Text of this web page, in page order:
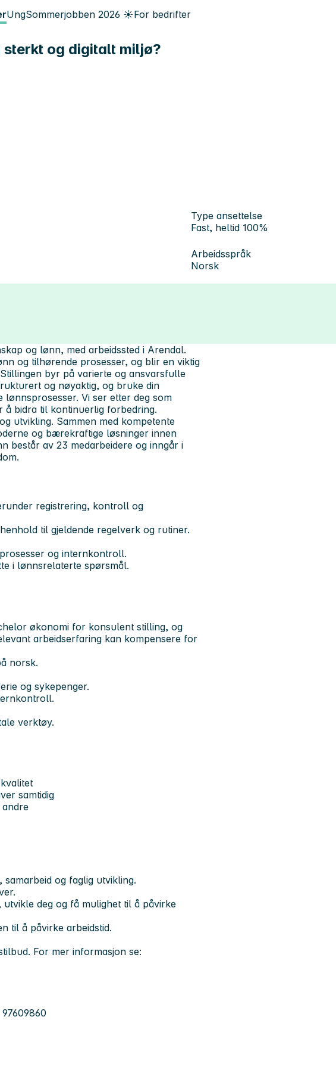
UngSommerjobben 2026 ☀️For bedrifter
og digitalt miljø?
Type ansettelse
Fast, heltid 100%
Arbeidsspråk
Norsk
og lønn, med arbeidssted i Arendal.
og tilhørende prosesser, og blir en viktig
byr på varierte og ansvarsfulle
og nøyaktig, og bruke din
Vi ser etter deg som
å bidra til kontinuerlig forbedring.
utvikling. Sammen med kompetente
og bærekraftige løsninger innen
består av 23 medarbeidere og inngår i
registrering, kontroll og
til gjeldende regelverk og rutiner.
og internkontroll.
i lønnsrelaterte spørsmål.
økonomi for konsulent stilling, og
arbeidserfaring kan kompensere for
norsk.
og sykepenger.
verktøy.
samtidig
andre
og faglig utvikling.
deg og få mulighet til å påvirke
til å påvirke arbeidstid.
For mer informasjon se: